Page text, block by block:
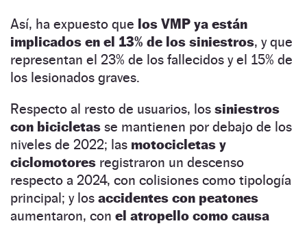
Así, ha expuesto que los VMP ya están
implicados en el 13% de los siniestros, y que
representan el 23% de los fallecidos y el 15% de
los lesionados graves.
Respecto al resto de usuarios, los siniestros
con bicicletas se mantienen por debajo de los
niveles de 2022; las motocicletas y
ciclomotores registraron un descenso
respecto a 2024, con colisiones como tipología
principal; y los accidentes con peatones
aumentaron, con el atropello como causa